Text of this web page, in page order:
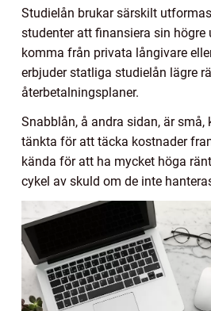
Studielån brukar särskilt
studenter att finansiera sin högre
komma från privata långivare
erbjuder statliga studielån lägre
återbetalningsplaner.
Snabblån, å andra sidan, är
tänkta för att täcka kostnader
kända för att ha mycket höga
cykel av skuld om de inte